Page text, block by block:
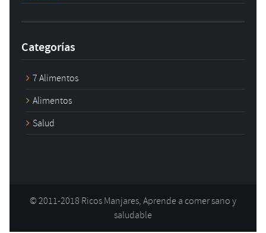
Categorías
7 Alimentos
Alimentos
Salud
© 2011-2018 Ricos Manjares, Aprende a comer sano y
saludable